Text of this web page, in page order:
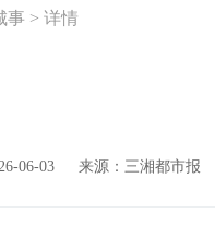
事 > 详情
06-03 来源：三湘都市报